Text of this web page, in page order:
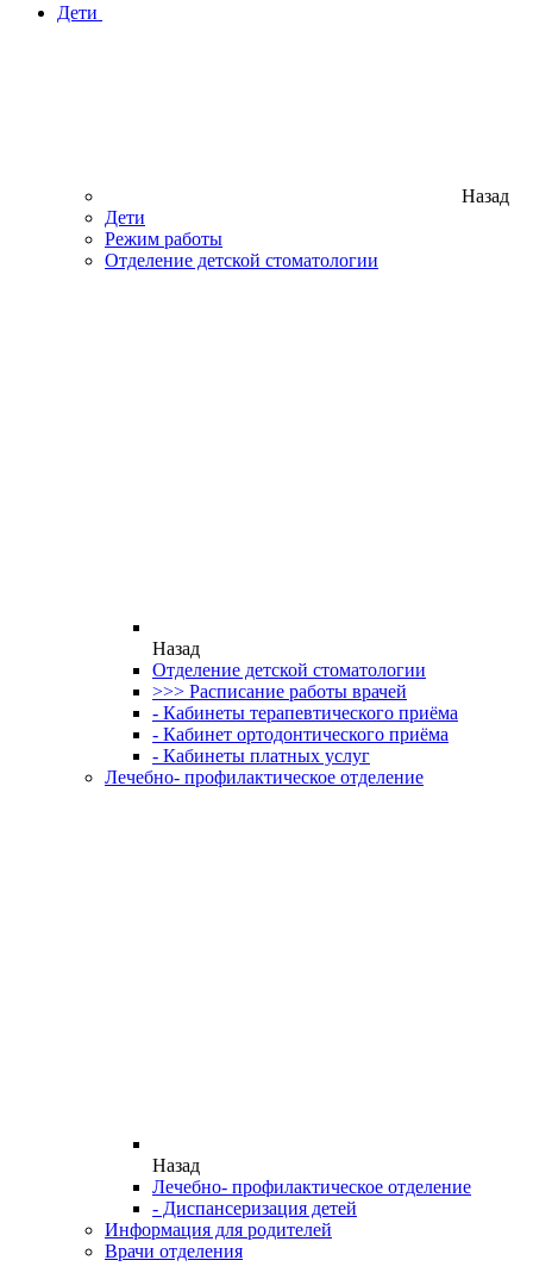
Дети
Назад
Дети
Режим работы
Отделение детской стоматологии
Назад
Отделение детской стоматологии
>>> Расписание работы врачей
- Кабинеты терапевтического приёма
- Кабинет ортодонтического приёма
- Кабинеты платных услуг
Лечебно- профилактическое отделение
Назад
Лечебно- профилактическое отделение
- Диспансеризация детей
Информация для родителей
Врачи отделения